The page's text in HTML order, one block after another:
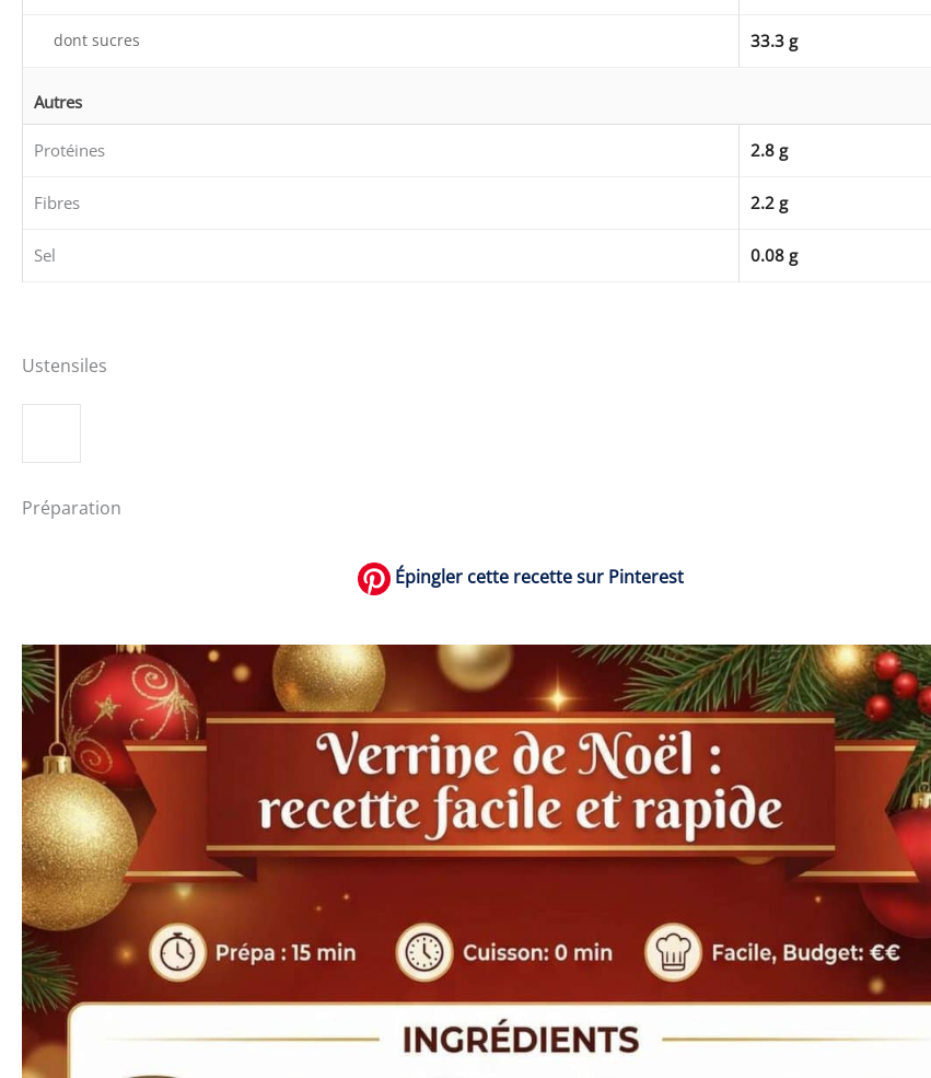
dont sucres 33.3 g
Autres
Protéines 2.8 g
Fibres 2.2 g
Sel 0.08 g
Ustensiles
Préparation
Épingler cette recette sur Pinterest